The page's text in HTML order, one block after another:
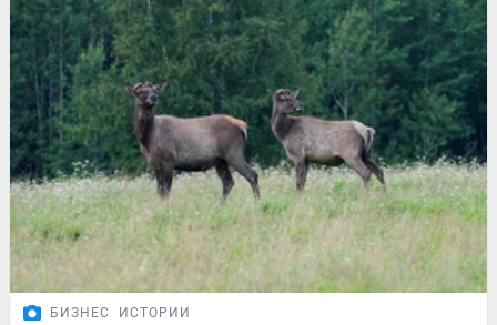
БИЗНЕС ИСТОРИИ